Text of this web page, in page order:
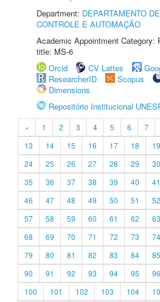
Department: DEPARTAMENTO
CONTROLE E AUTOMAÇÃO
Academic Appointment Category:
title: MS-6
Orcid
CV Lattes
ResearcherID
Scopus
Dimensions
Repositório Institucional
« 1 2 3 4 5 6 7
13
14 15 16 17 18 19
24
25 26 27 28 29 30
35
36 37 38 39 40 41
46
47 48 49 50 51 52
57
58 59 60 61 62 63
68
69 70 71 72 73 74
79
80 81 82 83 84 85
90
91 92 93 94 95 96
100
101 102 103 104